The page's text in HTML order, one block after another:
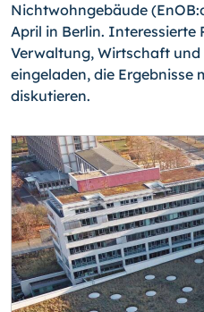
Nichtwohngebäude
April in Berlin. Interessierte
Verwaltung, Wirtschaft und
eingeladen, die Ergebnisse
diskutieren.